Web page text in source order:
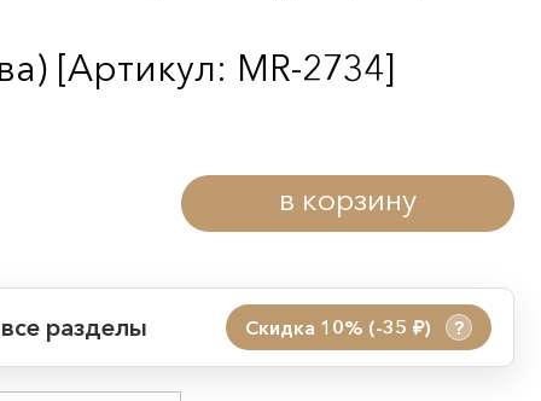
[Артикул: MR-2734]
в корзину
разделы Скидка 10% (-35 руб.) ?